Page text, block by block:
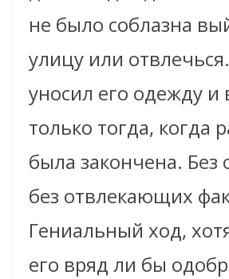
не было соблазна
улицу или
уносил его одежду и
только тогда, когда
была закончена. Без
без отвлекающих
Гениальный ход,
его вряд ли бы